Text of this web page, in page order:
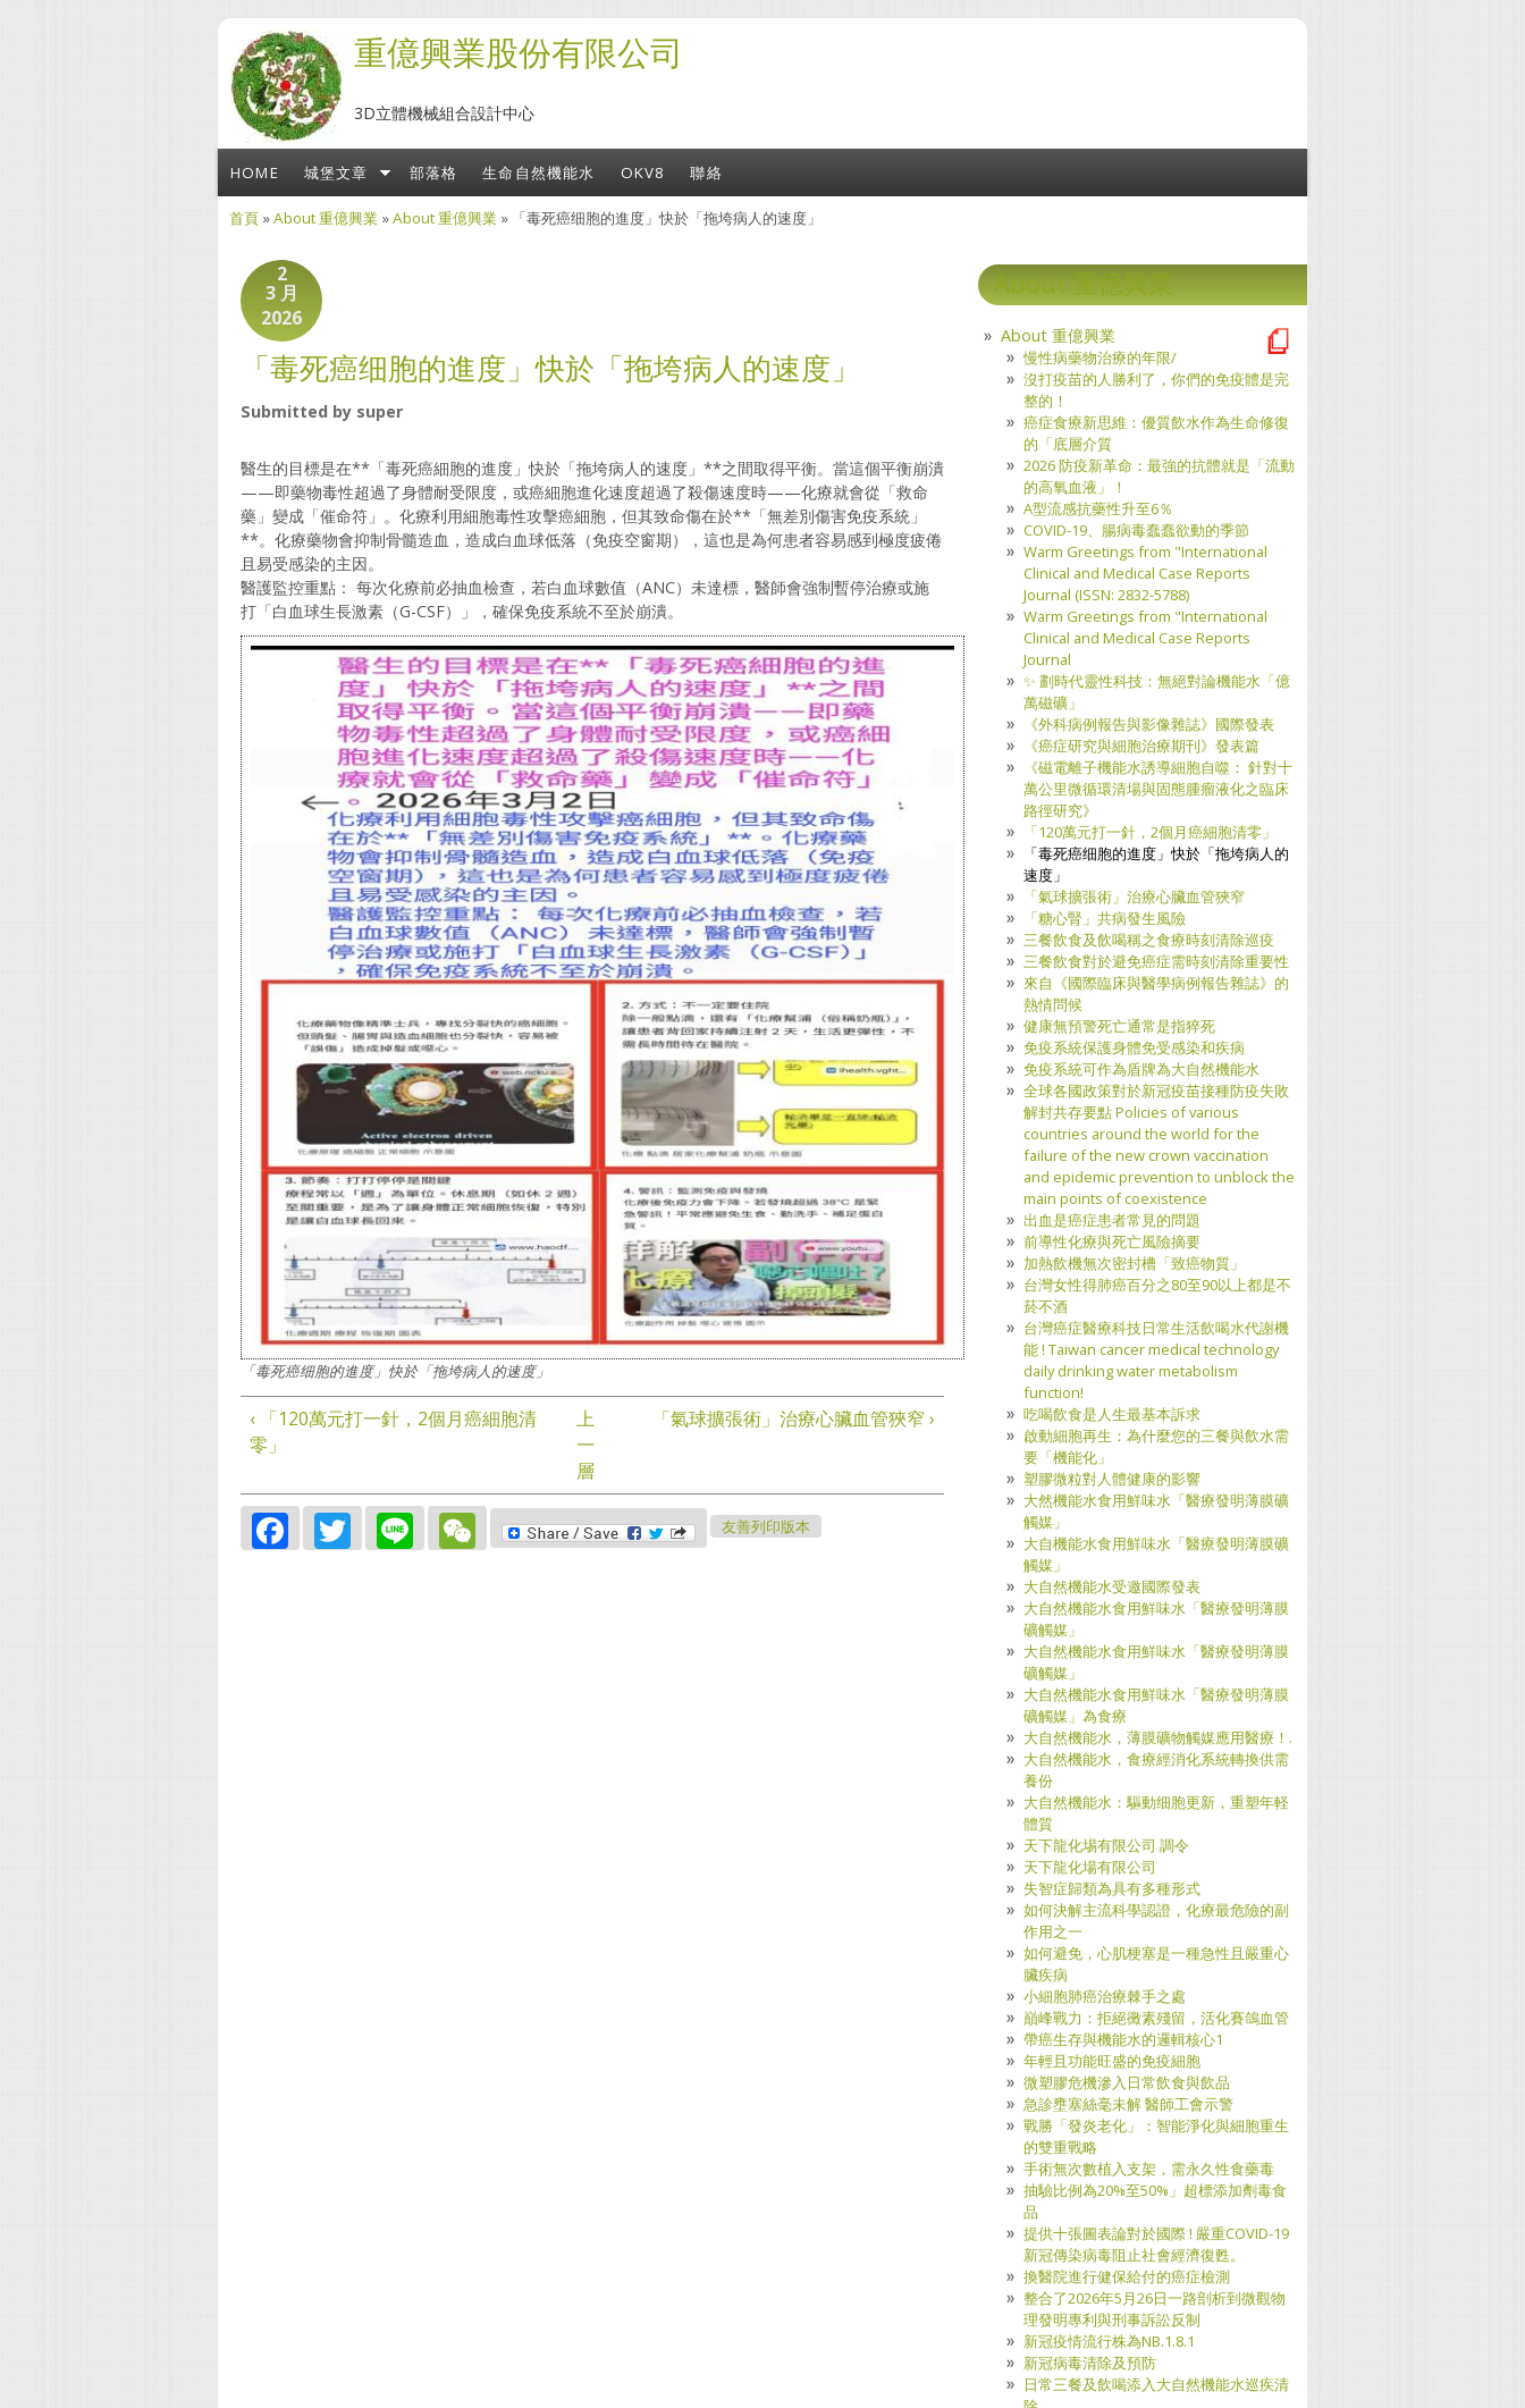
重億興業股份有限公司
3D立體機械組合設計中心
HOME 城堡文章 部落格 生命自然機能水 OKV8 聯絡
首頁 »About 重億興業 »About 重億興業 » 「毒死癌细胞的進度」快於「拖垮病人的速度」
2
3 月
2026
「毒死癌细胞的進度」快於「拖垮病人的速度」
Submitted by super
醫生的目標是在**「毒死癌細胞的進度」快於「拖垮病人的速度」**之間取得平衡。當這個平衡崩潰
——即藥物毒性超過了身體耐受限度，或癌細胞進化速度超過了殺傷速度時——化療就會從「救命
藥」變成「催命符」。​化療利用細胞毒性攻擊癌細胞，但其致命傷在於**「無差別傷害免疫系統」
**。化療藥物會抑制骨髓造血，造成白血球低落（免疫空窗期），這也是為何患者容易感到極度疲倦
且易受感染的主因。
​醫護監控重點： 每次化療前必抽血檢查，若白血球數值（ANC）未達標，醫師會強制暫停治療或施
打「白血球生長激素（G-CSF）」，確保免疫系統不至於崩潰。
「毒死癌细胞的進度」快於「拖垮病人的速度」
‹ 「120萬元打一針，2個月癌細胞清
零」
上
一
層
「氣球擴張術」治療心臟血管狹窄 ›
Facebook
Twitter
Line WeChat 友善列印版本
About 重億興業
About 重億興業
慢性病藥物治療的年限/
沒打疫苗的人勝利了，你們的免疫體是完
整的！
癌症食療新思維：優質飲水作為生命修復
的「底層介質
2026 防疫新革命：最強的抗體就是「流動
的高氧血液」！
A型流感抗藥性升至6％
COVID-19、腸病毒蠢蠢欲動的季節
Warm Greetings from "International
Clinical and Medical Case Reports
Journal (ISSN: 2832-5788)
Warm Greetings from "International
Clinical and Medical Case Reports
Journal
​✨ 劃時代靈性科技：無絕對論機能水「億
萬磁礦」
《外科病例報告與影像雜誌》國際發表
《癌症研究與細胞治療期刊》發表篇
《磁電離子機能水誘導細胞自噬： 針對十
萬公里微循環清場與固態腫瘤液化之臨床
路徑研究》
「120萬元打一針，2個月癌細胞清零」
「毒死癌细胞的進度」快於「拖垮病人的
速度」
「氣球擴張術」治療心臟血管狹窄
「糖心腎」共病發生風險
三餐飲食及飲喝稱之食療時刻清除巡疫
三餐飲食對於避免癌症需時刻清除重要性
來自《國際臨床與醫學病例報告雜誌》的
熱情問候
健康無預警死亡通常是指猝死
免疫系統保護身體免受感染和疾病
免疫系統可作為盾牌為大自然機能水
全球各國政策對於新冠疫苗接種防疫失敗
解封共存要點 Policies of various
countries around the world for the
failure of the new crown vaccination
and epidemic prevention to unblock the
main points of coexistence
出血是癌症患者常見的問題
前導性化療與死亡風險摘要
加熱飲機無次密封槽「致癌物質」
台灣女性得肺癌百分之80至90以上都是不
菸不酒
台灣癌症醫療科技日常生活飲喝水代謝機
能 ! Taiwan cancer medical technology
daily drinking water metabolism
function!
吃喝飲食是人生最基本訴求
啟動細胞再生：為什麼您的三餐與飲水需
要「機能化」
塑膠微粒對人體健康的影響
大然機能水食用鮮味水「醫療發明薄膜礦
觸媒」
大自機能水食用鮮味水「醫療發明薄膜礦
觸媒」
大自然機能水受邀國際發表
大自然機能水食用鮮味水「醫療發明薄膜
礦觸媒」
大自然機能水食用鮮味水「醫療發明薄膜
礦觸媒」
大自然機能水食用鮮味水「醫療發明薄膜
礦觸媒」為食療
大自然機能水，薄膜礦物觸媒應用醫療！.
大自然機能水，食療經消化系統轉換供需
養份
大自然機能水：驅動细胞更新，重塑年軽
體質
天下龍化埸有限公司 調令
天下龍化場有限公司
失智症歸類為具有多種形式
如何決解主流科學認證，化療最危險的副
作用之一
如何避免，心肌梗塞是一種急性且嚴重心
臟疾病
小細胞肺癌治療棘手之處
巔峰戰力：拒絕黴素殘留，活化賽鴿血管
帶癌生存與機能水的邏輯核心1
年輕且功能旺盛的免疫細胞
微塑膠危機滲入日常飲食與飲品
急診壅塞絲毫未解 醫師工會示警
戰勝「發炎老化」：智能淨化與細胞重生
的雙重戰略
手術無次數植入支架，需永久性食藥毒
抽驗比例為20%至50%」超標添加劑毒食
品
提供十張圖表論對於國際 ! 嚴重COVID-19
新冠傳染病毒阻止社會經濟復甦。
換醫院進行健保給付的癌症檢測
整合了2026年5月26日一路剖析到微觀物
理發明專利與刑事訴訟反制
新冠疫情流行株為NB.1.8.1
新冠病毒清除及預防
日常三餐及飲喝添入大自然機能水巡疾清